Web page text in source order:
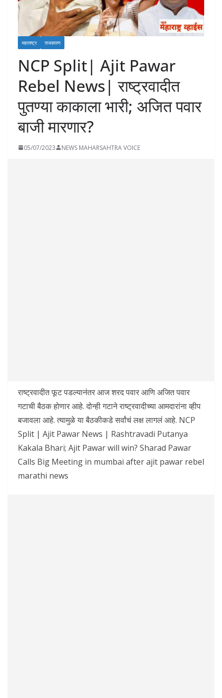
महाराष्ट्र राजकारण
NCP Split| Ajit Pawar
Rebel News| राष्ट्रवादीत
पुतण्या काकाला भारी; अजित पवार
बाजी मारणार?
05/07/2023 NEWS MAHARSAHTRA VOICE
राष्ट्रवादीत फूट पडल्यानंतर आज शरद पवार आणि अजित पवार
गटाची बैठक होणार आहे. दोन्ही गटाने राष्ट्रवादीच्या आमदारांना व्हीप
बजावला आहे. त्यामुळे या बैठकीकडे सर्वांचं लक्ष लागलं आहे. NCP
Split | Ajit Pawar News | Rashtravadi Putanya
Kakala Bhari; Ajit Pawar will win? Sharad Pawar
Calls Big Meeting in mumbai after ajit pawar rebel
marathi news